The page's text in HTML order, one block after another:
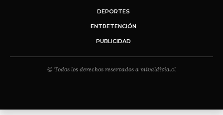
DEPORTES
ENTRETENCIÓN
PUBLICIDAD
© Todos los derechos reservados a mivaldivia.cl